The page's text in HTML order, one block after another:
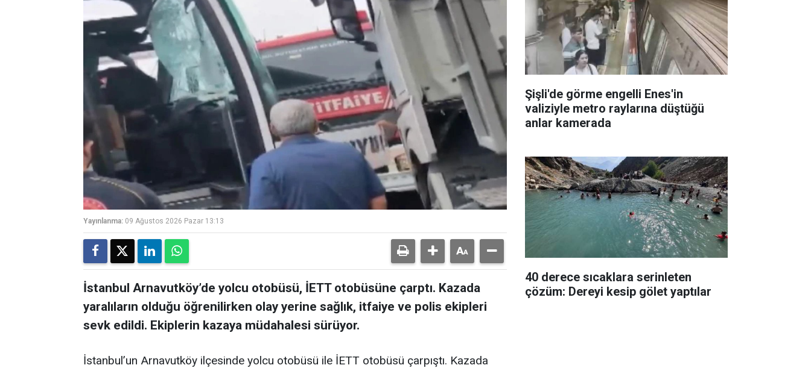
Yayınlanma: 09 Ağustos 2026 Pazar 13:13
İstanbul Arnavutköy’de yolcu otobüsü, İETT otobüsüne çarptı. Kazada
yaralıların olduğu öğrenilirken olay yerine sağlık, itfaiye ve polis ekipleri
sevk edildi. Ekiplerin kazaya müdahalesi sürüyor.
İstanbul’un Arnavutköy ilçesinde yolcu otobüsü ile İETT otobüsü çarpıştı. Kazada
Şişli'de görme engelli Enes'in
valiziyle metro raylarına düştüğü
anlar kamerada
40 derece sıcaklara serinleten
çözüm: Dereyi kesip gölet yaptılar